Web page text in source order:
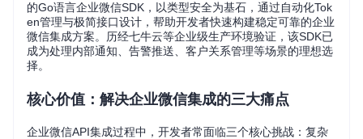
的Go语言企业微信SDK，以类型安全为基石，通过自动化Tok
en管理与极简接口设计，帮助开发者快速构建稳定可靠的企业
微信集成方案。历经七牛云等企业级生产环境验证，该SDK已
成为处理内部通知、告警推送、客户关系管理等场景的理想选
择。
核心价值：解决企业微信集成的三大痛点
企业微信API集成过程中，开发者常面临三个核心挑战：复杂